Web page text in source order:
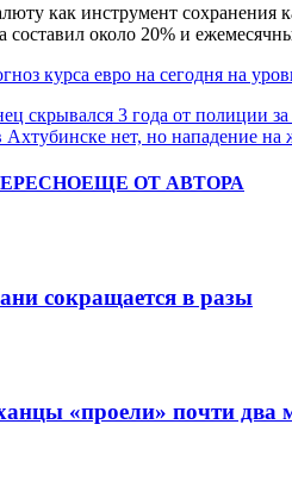
как инструмент
составил около 20% и
курса евро на сегодня на
скрывался 3 года от полиции
Ахтубинске нет, но нападение
ЕЩЕ ОТ АВТОРА
сокращается в разы
«проели» почти